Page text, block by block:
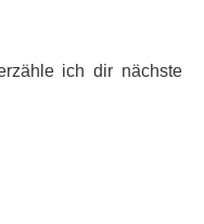
ich dir nächste